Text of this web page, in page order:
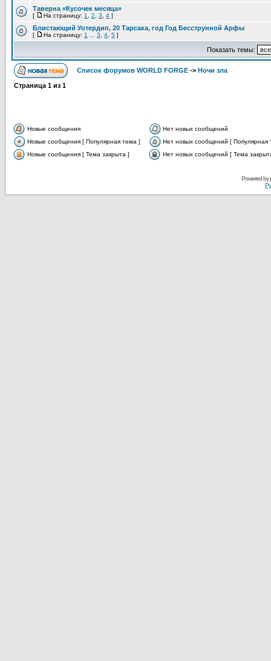
Таверна «Кусочек месяца»
[ На страницу: 1 2 3 4 ]
Блистающий Уотердип, 20 Тарсака, год Год Бесструнной Арфы
[ На страницу: 1 3 4 5 ]
Показать темы:
Список форумов WORLD FORGE -> Ночи зла
Страница 1 из 1
Новые сообщения
Нет новых сообщений
Новые сообщения [ Популярная тема ]
Нет новых сообщений [ Популярная
Новые сообщения [ Тема закрыта ]
Нет новых сообщений [ Тема
Powered by